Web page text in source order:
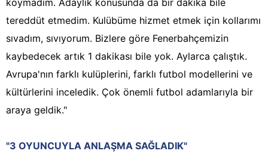
koymadım. Adaylık konusunda da bir dakika bile
tereddüt etmedim. Kulübüme hizmet etmek için kollarımı
sıvadım, sıvıyorum. Bizlere göre Fenerbahçemizin
kaybedecek artık 1 dakikası bile yok. Aylarca çalıştık.
Avrupa'nın farklı kulüplerini, farklı futbol modellerini ve
kültürlerini inceledik. Çok önemli futbol adamlarıyla bir
araya geldik."
"3 OYUNCUYLA ANLAŞMA SAĞLADIK"